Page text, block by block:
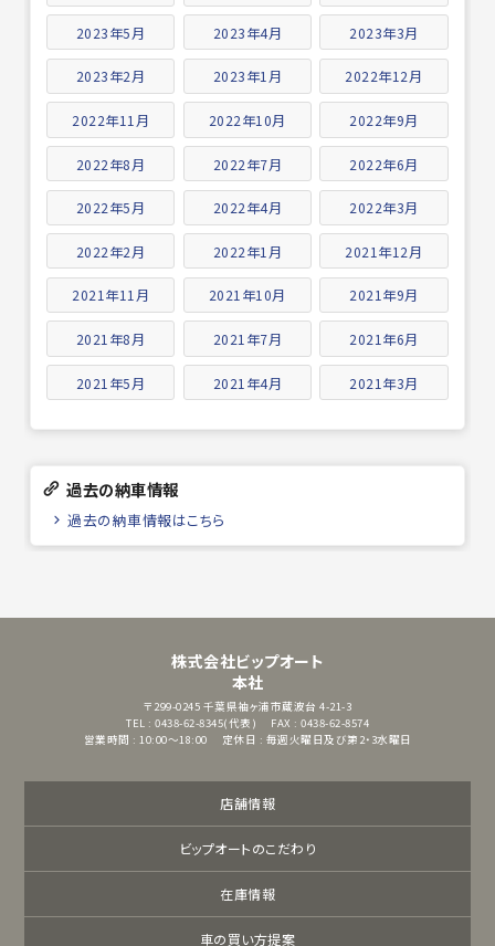
2023年5月 2023年4月 2023年3月
2023年2月 2023年1月 2022年12月
2022年11月 2022年10月 2022年9月
2022年8月 2022年7月 2022年6月
2022年5月 2022年4月 2022年3月
2022年2月 2022年1月 2021年12月
2021年11月 2021年10月 2021年9月
2021年8月 2021年7月 2021年6月
2021年5月 2021年4月 2021年3月
過去の納車情報
過去の納車情報はこちら
株式会社ビップオート
本社
〒299-0245 千葉県袖ヶ浦市蔵波台 4-21-3
TEL : 0438-62-8345(代表)
FAX : 0438-62-8574
営業時間 : 10:00～18:00
定休日 : 毎週火曜日及び第2・3水曜日
店舗情報
ビップオートのこだわり
在庫情報
車の買い方提案